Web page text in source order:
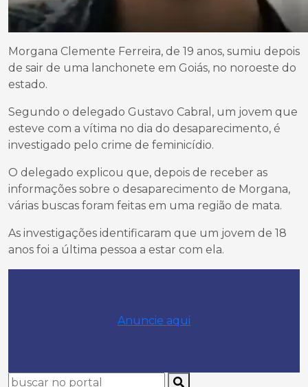
Morgana Clemente Ferreira, de 19 anos, sumiu depois
de sair de uma lanchonete em Goiás, no noroeste do
estado.
Segundo o delegado Gustavo Cabral, um jovem que
esteve com a vítima no dia do desaparecimento, é
investigado pelo crime de feminicídio.
O delegado explicou que, depois de receber as
informações sobre o desaparecimento de Morgana,
várias buscas foram feitas em uma região de mata.
As investigações identificaram que um jovem de 18
anos foi a última pessoa a estar com ela.
Anuncie aqui